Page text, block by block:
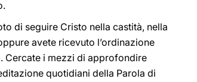
di seguire Cristo nella castità, nella
avete ricevuto l’ordinazione
Cercate i mezzi di approfondire
quotidiani della Parola di